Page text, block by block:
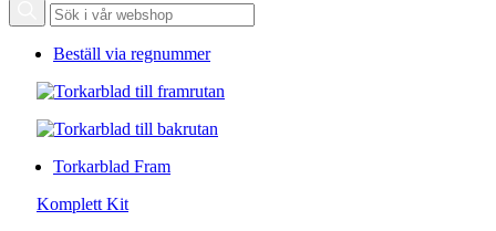
Beställ via regnummer
Torkarblad Fram
Komplett Kit